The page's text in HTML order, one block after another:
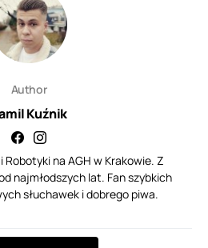
Author
Kuźnik
na AGH w Krakowie. Z
najmłodszych lat. Fan szybkich
słuchawek i dobrego piwa.